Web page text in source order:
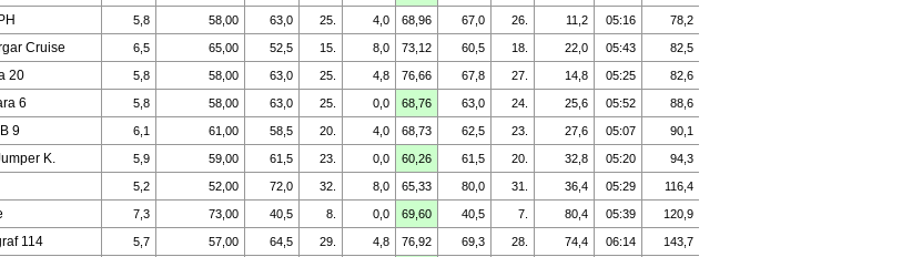
5,8 58,00 63,0 25. 4,0 68,96 67,0 26. 11,2 05:16 78,2
Cruise 6,5 65,00 52,5 15. 8,0 73,12 60,5 18. 22,0 05:43 82,5
20 5,8 58,00 63,0 25. 4,8 76,66 67,8 27. 14,8 05:25 82,6
6 5,8 58,00 63,0 25. 0,0 68,76 63,0 24. 25,6 05:52 88,6
9 6,1 61,00 58,5 20. 4,0 68,73 62,5 23. 27,6 05:07 90,1
K. 5,9 59,00 61,5 23. 0,0 60,26 61,5 20. 32,8 05:20 94,3
5,2 52,00 72,0 32. 8,0 65,33 80,0 31. 36,4 05:29 116,4
7,3 73,00 40,5 8. 0,0 69,60 40,5 7. 80,4 05:39 120,9
114 5,7 57,00 64,5 29. 4,8 76,92 69,3 28. 74,4 06:14 143,7